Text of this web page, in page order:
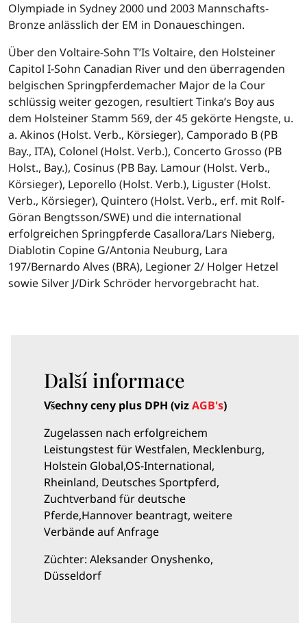
Olympiade in Sydney 2000 und 2003 Mannschafts-
Bronze anlässlich der EM in Donaueschingen.
Über den Voltaire-Sohn T’Is Voltaire, den Holsteiner
Capitol I-Sohn Canadian River und den überragenden
belgischen Springpferdemacher Major de la Cour
schlüssig weiter gezogen, resultiert Tinka’s Boy aus
dem Holsteiner Stamm 569, der 45 gekörte Hengste, u.
a. Akinos (Holst. Verb., Körsieger), Camporado B (PB
Bay., ITA), Colonel (Holst. Verb.), Concerto Grosso (PB
Holst., Bay.), Cosinus (PB Bay. Lamour (Holst. Verb.,
Körsieger), Leporello (Holst. Verb.), Liguster (Holst.
Verb., Körsieger), Quintero (Holst. Verb., erf. mit Rolf-
Göran Bengtsson/SWE) und die international
erfolgreichen Springpferde Casallora/Lars Nieberg,
Diablotin Copine G/Antonia Neuburg, Lara
197/Bernardo Alves (BRA), Legioner 2/ Holger Hetzel
sowie Silver J/Dirk Schröder hervorgebracht hat.
Další informace
Všechny ceny plus DPH (vizAGB's)
Zugelassen nach erfolgreichem
Leistungstest für Westfalen, Mecklenburg,
Holstein Global,OS-International,
Rheinland, Deutsches Sportpferd,
Zuchtverband für deutsche
Pferde,Hannover beantragt, weitere
Verbände auf Anfrage
Züchter: Aleksander Onyshenko,
Düsseldorf